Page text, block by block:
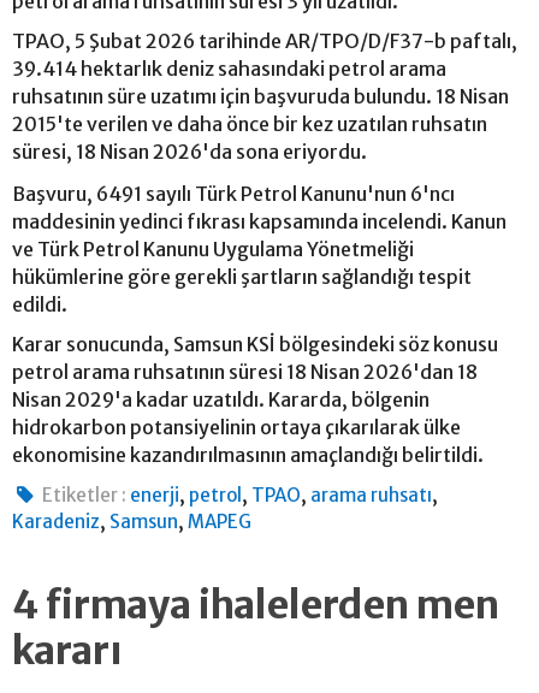
TPAO, 5 Şubat 2026 tarihinde AR/TPO/D/F37-b paftalı,
39.414 hektarlık deniz sahasındaki petrol arama
ruhsatının süre uzatımı için başvuruda bulundu. 18 Nisan
2015'te verilen ve daha önce bir kez uzatılan ruhsatın
süresi, 18 Nisan 2026'da sona eriyordu.
Başvuru, 6491 sayılı Türk Petrol Kanunu'nun 6'ncı
maddesinin yedinci fıkrası kapsamında incelendi. Kanun
ve Türk Petrol Kanunu Uygulama Yönetmeliği
hükümlerine göre gerekli şartların sağlandığı tespit
edildi.
Karar sonucunda, Samsun KSİ bölgesindeki söz konusu
petrol arama ruhsatının süresi 18 Nisan 2026'dan 18
Nisan 2029'a kadar uzatıldı. Kararda, bölgenin
hidrokarbon potansiyelinin ortaya çıkarılarak ülke
ekonomisine kazandırılmasının amaçlandığı belirtildi.
Etiketler : enerji, petrol , TPAO, arama ruhsatı,
Karadeniz, Samsun, MAPEG
4 firmaya ihalelerden men
kararı